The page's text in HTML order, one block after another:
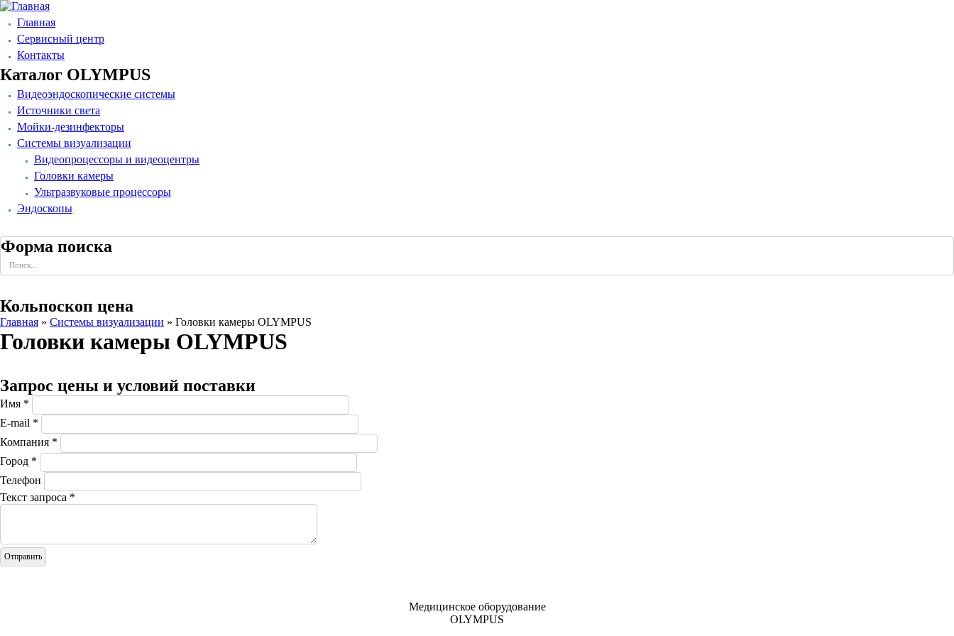
Главная
Сервисный центр
Контакты
Каталог OLYMPUS
Видеоэндоскопические системы
Источники света
Мойки-дезинфекторы
Системы визуализации
Видеопроцессоры и видеоцентры
Головки камеры
Ультразвуковые процессоры
Эндоскопы
Форма поиска
Кольпоскоп цена
Главная » Системы визуализации » Головки камеры OLYMPUS
Головки камеры OLYMPUS
Запрос цены и условий поставки
Имя *
E-mail *
Компания *
Город *
Телефон
Текст запроса *
Медицинское оборудование
OLYMPUS